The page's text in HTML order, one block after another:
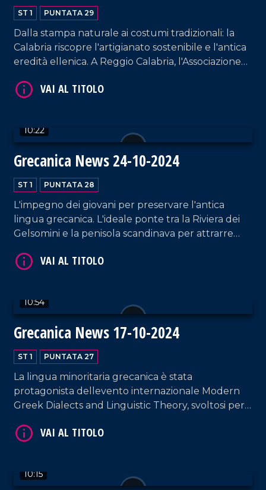
ST 1 PUNTATA 29
Dalla stampa naturale ai costumi tradizionali: la
Calabria riscopre l'artigianato sostenibile e l'antica
eredità ellenica. A Reggio Calabria, l'Associazione
10:22
Grecanica News 24-10-2024
ST 1 PUNTATA 28
L'impegno dei giovani per preservare l'antica
lingua grecanica. L'ideale ponte tra la Riviera dei
Gelsomini e la penisola scandinava per attrarre
dello Stretto.
10:54
Grecanica News 17-10-2024
ST 1 PUNTATA 27
La lingua minoritaria grecanica è stata
protagonista dellevento internazionale Modern
Greek Dialects and Linguistic Theory, svoltosi per
10:15
VAI AL TITOLO
VAI AL TITOLO